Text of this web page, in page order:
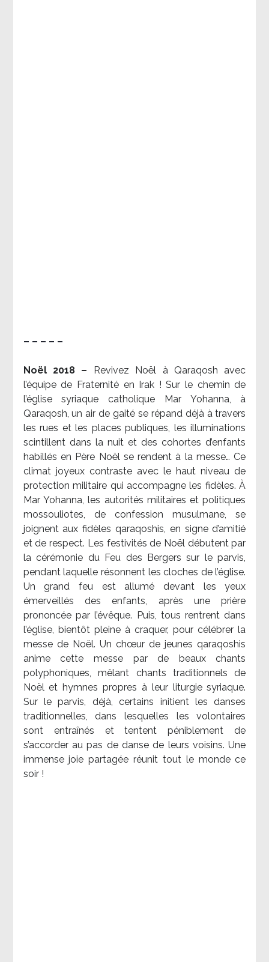
– – – – –
Noël 2018 –
Revivez Noël à Qaraqosh avec
l’équipe de Fraternité en Irak ! Sur le chemin de
l’église syriaque catholique Mar Yohanna, à
Qaraqosh, un air de gaité se répand déjà à travers
les rues et les places publiques, les illuminations
scintillent dans la nuit et des cohortes d’enfants
habillés en Père Noël se rendent à la messe… Ce
climat joyeux contraste avec le haut niveau de
protection militaire qui accompagne les fidèles. À
Mar Yohanna, les autorités militaires et politiques
mossouliotes, de confession musulmane, se
joignent aux fidèles qaraqoshis, en signe d’amitié
et de respect. Les festivités de Noël débutent par
la cérémonie du Feu des Bergers sur le parvis,
pendant laquelle résonnent les cloches de l’église.
Un grand feu est allumé devant les yeux
émerveillés des enfants, après une prière
prononcée par l’évêque. Puis, tous rentrent dans
l’église, bientôt pleine à craquer, pour célébrer la
messe de Noël. Un chœur de jeunes qaraqoshis
anime cette messe par de beaux chants
polyphoniques, mêlant chants traditionnels de
Noël et hymnes propres à leur liturgie syriaque.
Sur le parvis, déjà, certains initient les danses
traditionnelles, dans lesquelles les volontaires
sont entraînés et tentent péniblement de
s’accorder au pas de danse de leurs voisins. Une
immense joie partagée réunit tout le monde ce
soir !